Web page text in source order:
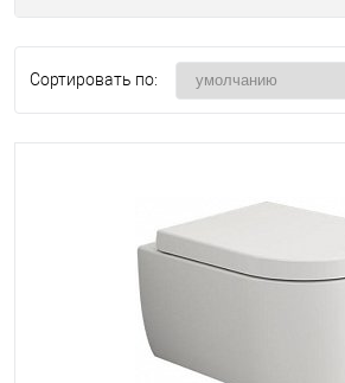
Сортировать по: